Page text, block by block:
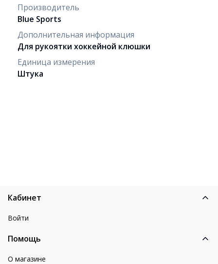
Производитель
Blue Sports
Дополнительная информация
Для рукоятки хоккейной клюшки
Единица измерения
Штука
Кабинет
Войти
Помощь
О магазине